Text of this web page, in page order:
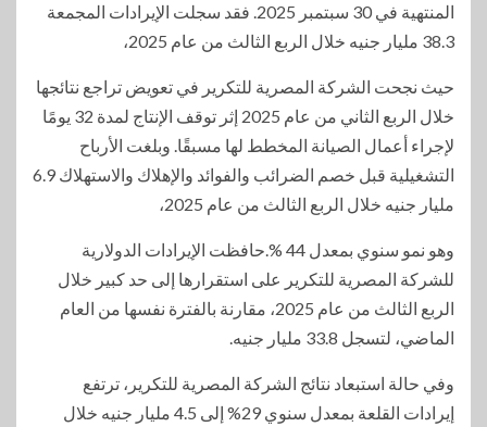
المنتهية في 30 سبتمبر 2025. فقد سجلت الإيرادات المجمعة
38.3 مليار جنيه خلال الربع الثالث من عام 2025،
حيث نجحت الشركة المصرية للتكرير في تعويض تراجع نتائجها
خلال الربع الثاني من عام 2025 إثر توقف الإنتاج لمدة 32 يومًا
لإجراء أعمال الصيانة المخطط لها مسبقًا. وبلغت الأرباح
التشغيلية قبل خصم الضرائب والفوائد والإهلاك والاستهلاك 6.9
مليار جنيه خلال الربع الثالث من عام 2025،
وهو نمو سنوي بمعدل 44 %.حافظت الإيرادات الدولارية
للشركة المصرية للتكرير على استقرارها إلى حد كبير خلال
الربع الثالث من عام 2025، مقارنة بالفترة نفسها من العام
الماضي، لتسجل 33.8 مليار جنيه.
وفي حالة استبعاد نتائج الشركة المصرية للتكرير، ترتفع
إيرادات القلعة بمعدل سنوي 29% إلى 4.5 مليار جنيه خلال